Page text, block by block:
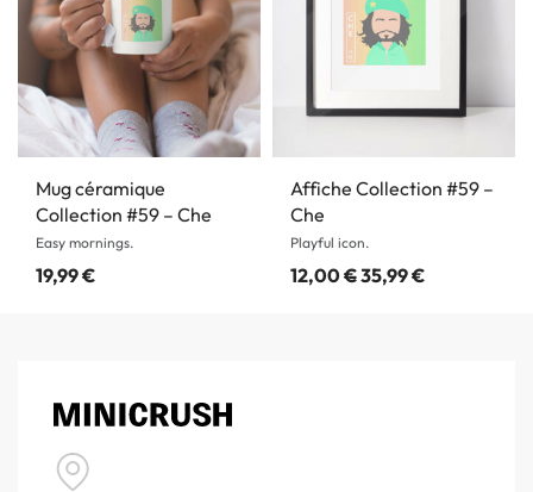
Mug céramique
Collection #59 – Che
Easy mornings.
19,99€
Affiche Collection #59 –
Che
Playful icon.
12,00€35,99€